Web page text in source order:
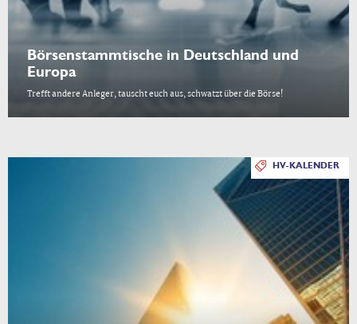
Börsenstammtische in Deutschland und
Europa
Trefft andere Anleger, tauscht euch aus, schwatzt über die Börse!
HV-KALENDER